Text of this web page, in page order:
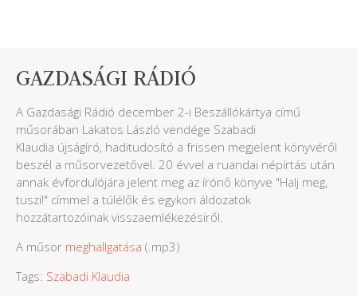
GAZDASÁGI RÁDIÓ
A Gazdasági Rádió december 2-i Beszállókártya című
műsorában Lakatos László vendége Szabadi
Klaudia újságíró, haditudosító a frissen megjelent könyvéről
beszél a műsorvezetővel. 20 évvel a ruandai népírtás után
annak évfordulójára jelent meg az írónő könyve "Halj meg,
tuszi!" címmel a túlélők és egykori áldozatok
hozzátartozóinak visszaemlékezésiről.
A műsor meghallgatása (.mp3)
Tags: Szabadi Klaudia